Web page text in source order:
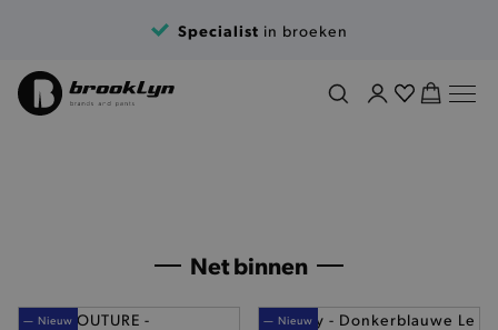
Specialist in broeken
Dames
Nieuwe collectie
Heren
Shop the look
Nieuw merk
Net binnen
— Nieuw — Nieuw